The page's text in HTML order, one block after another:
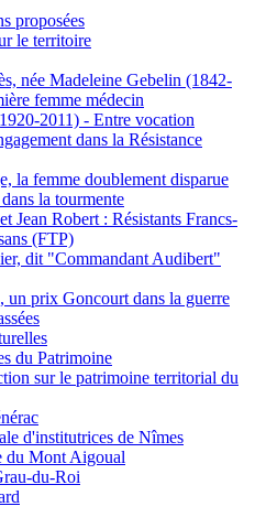
proposées
le territoire
née Madeleine Gebelin (1842-
femme médecin
2011) - Entre vocation
dans la Résistance
la femme doublement disparue
la tourmente
Jean Robert : Résistants Francs-
(FTP)
dit "Commandant Audibert"
un prix Goncourt dans la guerre
du Patrimoine
sur le patrimoine territorial du
d'institutrices de Nîmes
du Mont Aigoual
du-Roi